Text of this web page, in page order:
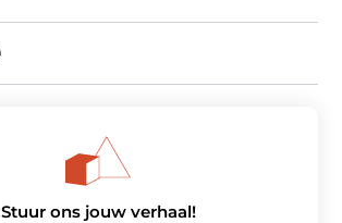
Stuur ons jouw verhaal!